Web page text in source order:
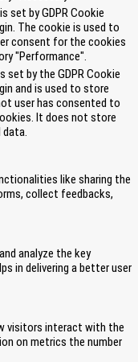
set by GDPR Cookie
The cookie is used to
consent for the cookies
"Performance".
set by the GDPR Cookie
and is used to store
user has consented to
It does not store
data.
like sharing the
collect feedbacks,
analyze the key
in delivering a better user
visitors interact with the
on metrics the number